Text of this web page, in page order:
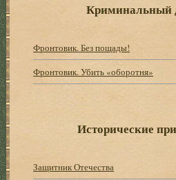
Криминальный
Фронтовик. Без пощады!
Фронтовик. Убить «оборотня»
Исторические
Защитник Отечества